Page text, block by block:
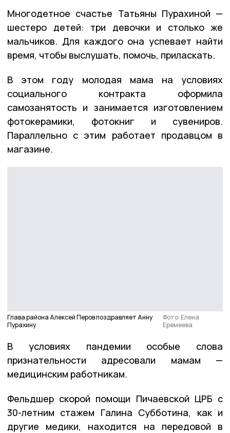
Многодетное счастье Татьяны Пурахиной —
шестеро детей: три девочки и столько же
мальчиков. Для каждого она успевает найти
время, чтобы выслушать, помочь, приласкать.
В этом году молодая мама на условиях
социального контракта оформила
самозанятость и занимается изготовлением
фотокерамики, фотокниг и сувениров.
Параллельно с этим работает продавцом в
магазине.
Глава района Алексей Перов поздравляет Анну
Пурахину
Фото: Елена
Еремеева
В условиях пандемии особые слова
признательности адресовали мамам —
медицинским работникам.
Фельдшер скорой помощи Пичаевской ЦРБ с
30-летним стажем Галина Субботина, как и
другие медики, находится на передовой в